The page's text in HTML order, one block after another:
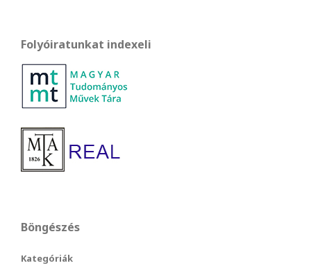
Folyóiratunkat indexeli
Böngészés
Kategóriák